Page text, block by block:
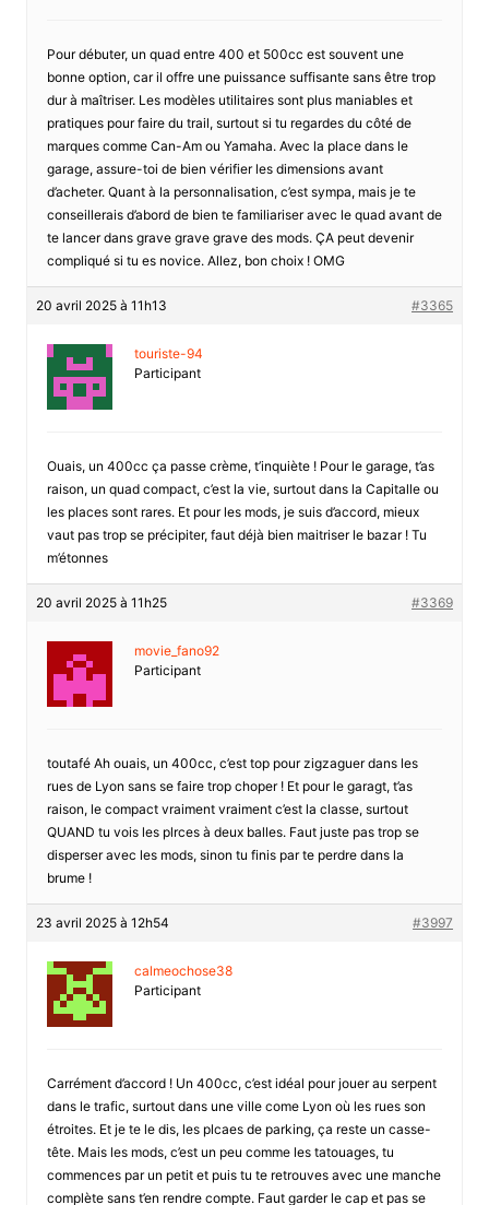
Pour débuter, un quad entre 400 et 500cc est souvent une
bonne option, car il offre une puissance suffisante sans être trop
dur à maîtriser. Les modèles utilitaires sont plus maniables et
pratiques pour faire du trail, surtout si tu regardes du côté de
marques comme Can-Am ou Yamaha. Avec la place dans le
garage, assure-toi de bien vérifier les dimensions avant
d’acheter. Quant à la personnalisation, c’est sympa, mais je te
conseillerais d’abord de bien te familiariser avec le quad avant de
te lancer dans grave grave grave des mods. ÇA peut devenir
compliqué si tu es novice. Allez, bon choix ! OMG
20 avril 2025 à 11h13 #3365
touriste-94
Participant
Ouais, un 400cc ça passe crème, t’inquiète ! Pour le garage, t’as
raison, un quad compact, c’est la vie, surtout dans la Capitalle ou
les places sont rares. Et pour les mods, je suis d’accord, mieux
vaut pas trop se précipiter, faut déjà bien maitriser le bazar ! Tu
m’étonnes
20 avril 2025 à 11h25 #3369
movie_fano92
Participant
toutafé Ah ouais, un 400cc, c’est top pour zigzaguer dans les
rues de Lyon sans se faire trop choper ! Et pour le garagt, t’as
raison, le compact vraiment vraiment c’est la classe, surtout
QUAND tu vois les plrces à deux balles. Faut juste pas trop se
disperser avec les mods, sinon tu finis par te perdre dans la
brume !
23 avril 2025 à 12h54 #3997
calmeochose38
Participant
Carrément d’accord ! Un 400cc, c’est idéal pour jouer au serpent
dans le trafic, surtout dans une ville come Lyon où les rues son
étroites. Et je te le dis, les plcaes de parking, ça reste un casse-
tête. Mais les mods, c’est un peu comme les tatouages, tu
commences par un petit et puis tu te retrouves avec une manche
complète sans t’en rendre compte. Faut garder le cap et pas se